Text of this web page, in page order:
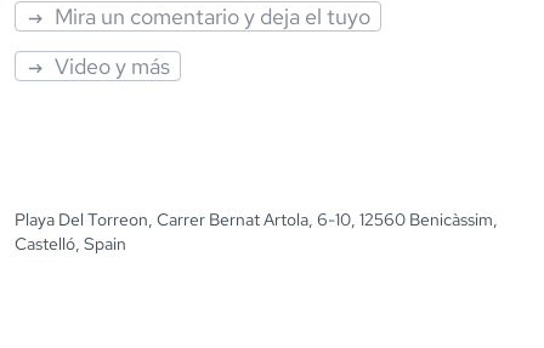
Mira un comentario y deja el tuyo
Video y más
Playa Del Torreon, Carrer Bernat Artola, 6-10, 12560 Benicàssim,
Castelló, Spain